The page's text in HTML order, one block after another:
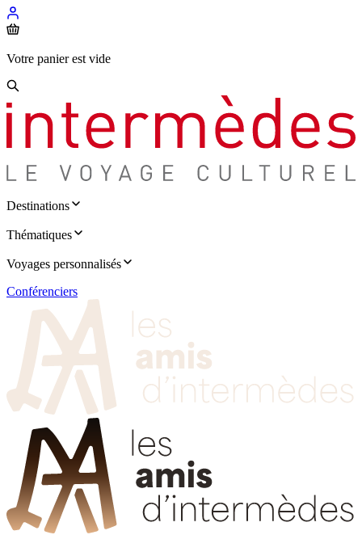
Votre panier est vide
Destinations
Thématiques
Voyages personnalisés
Conférenciers